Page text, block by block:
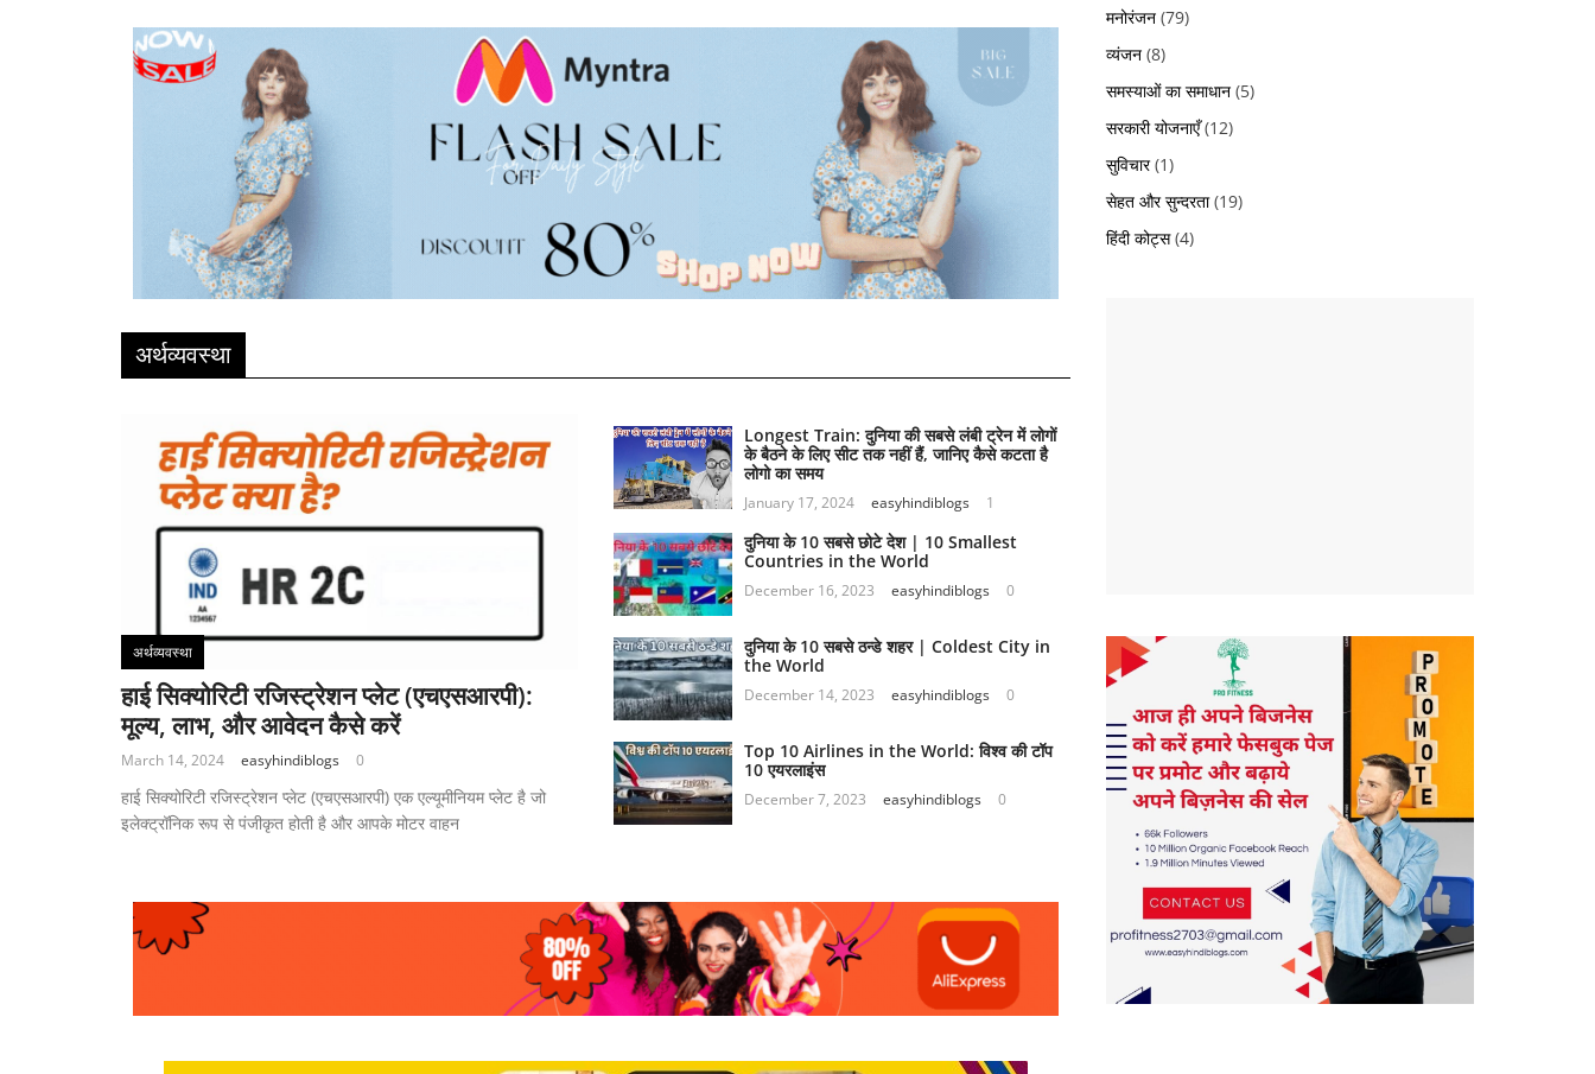
अर्थव्यवस्था
अर्थव्यवस्था
हाई सिक्योरिटी रजिस्ट्रेशन प्लेट (एचएसआरपी):
मूल्य, लाभ, और आवेदन कैसे करें
March 14, 2024 easyhindiblogs 0
हाई सिक्योरिटी रजिस्ट्रेशन प्लेट (एचएसआरपी) एक एल्यूमीनियम प्लेट है जो
इलेक्ट्रॉनिक रूप से पंजीकृत होती है और आपके मोटर वाहन
Longest Train: दुनिया की सबसे लंबी ट्रेन में लोगों
के बैठने के लिए सीट तक ​​नहीं हैं, जानिए कैसे कटता है
लोगो का समय
January 17, 2024 easyhindiblogs 1
दुनिया के 10 सबसे छोटे देश | 10 Smallest
Countries in the World
December 16, 2023 easyhindiblogs 0
दुनिया के 10 सबसे ठन्डे शहर | Coldest City in
the World
December 14, 2023 easyhindiblogs 0
Top 10 Airlines in the World: विश्व की टॉप
10 एयरलाइंस
December 7, 2023 easyhindiblogs 0
मनोरंजन (79)
व्यंजन (8)
समस्याओं का समाधान (5)
सरकारी योजनाएँ(12)
सुविचार(1)
सेहत और सुन्दरता(19)
हिंदी कोट्स(4)